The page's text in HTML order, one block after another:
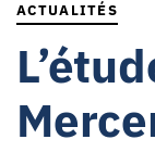
ACTUALITÉS